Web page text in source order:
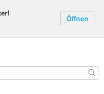
Öffnen